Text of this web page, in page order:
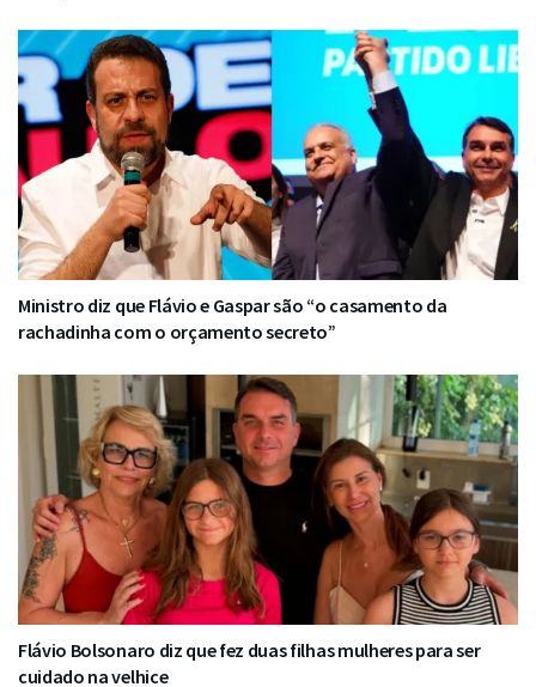
Ministro diz que Flávio e Gaspar são “o casamento da
rachadinha com o orçamento secreto”
Flávio Bolsonaro diz que fez duas filhas mulheres para ser
cuidado na velhice